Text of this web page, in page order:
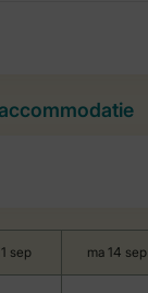
sep ma 14 sep